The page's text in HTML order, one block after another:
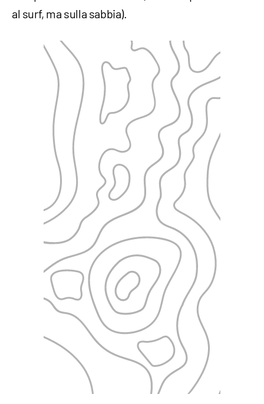
al surf, ma sulla sabbia).